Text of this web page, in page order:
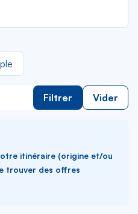
Filtrer Vider
itinéraire (origine et/ou
trouver des offres